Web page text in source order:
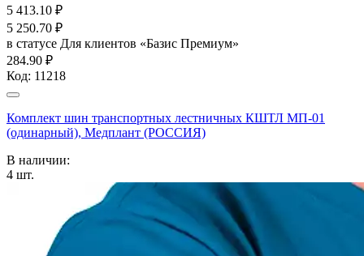
5 413.10 ₽
5 250.70 ₽
в статусе Для клиентов «Базис Премиум»
284.90 ₽
Код: 11218
Комплект шин транспортных лестничных КШТЛ МП-01
(одинарный), Медплант (РОССИЯ)
В наличии:
4 шт.